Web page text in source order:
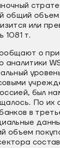
общий
или
1081 т.
о
был
По их
в
объем